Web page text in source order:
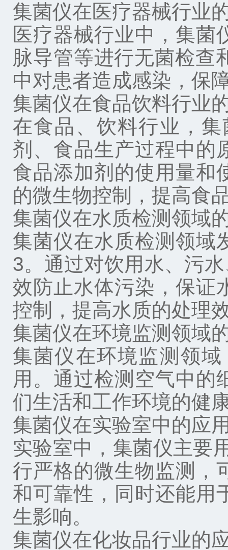
集菌仪在医疗器械行业
医疗器械行业中，集菌
脉导管等进行无菌检查
中对患者造成感染，保
集菌仪在食品饮料行业
在食品、饮料行业，
剂、食品生产过程中的
食品添加剂的使用量和
的微生物控制，提高食
集菌仪在水质检测领域
集菌仪在水质检测领域
3。通过对饮用水、污
效防止水体污染，保证
控制，提高水质的处理
集菌仪在环境监测领域
集菌仪在环境监测领
用。通过检测空气中的
们生活和工作环境的健
集菌仪在实验室中的应
实验室中，集菌仪主要
行严格的微生物监测，
和可靠性，同时还能用
生影响。
集菌仪在化妆品行业的